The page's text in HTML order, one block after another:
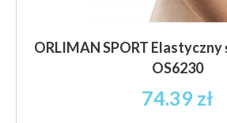
ORLIMAN SPORT Elastyczny
OS6230
74.39 zł